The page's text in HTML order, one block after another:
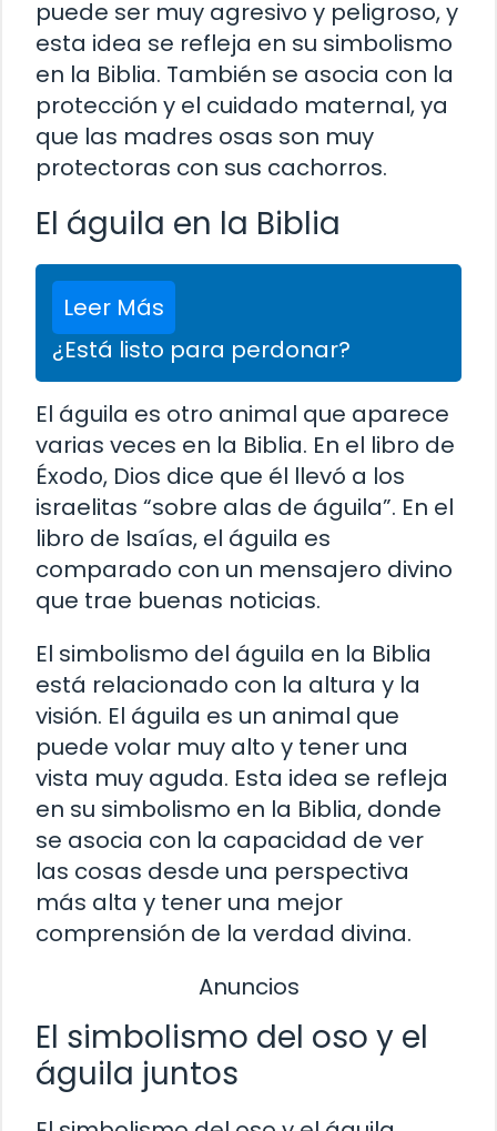
puede ser muy agresivo y peligroso, y
esta idea se refleja en su simbolismo
en la Biblia. También se asocia con la
protección y el cuidado maternal, ya
que las madres osas son muy
protectoras con sus cachorros.
El águila en la Biblia
Leer Más
¿Está listo para perdonar?
El águila es otro animal que aparece
varias veces en la Biblia. En el libro de
Éxodo, Dios dice que él llevó a los
israelitas “sobre alas de águila”. En el
libro de Isaías, el águila es
comparado con un mensajero divino
que trae buenas noticias.
El simbolismo del águila en la Biblia
está relacionado con la altura y la
visión. El águila es un animal que
puede volar muy alto y tener una
vista muy aguda. Esta idea se refleja
en su simbolismo en la Biblia, donde
se asocia con la capacidad de ver
las cosas desde una perspectiva
más alta y tener una mejor
comprensión de la verdad divina.
Anuncios
El simbolismo del oso y el
águila juntos